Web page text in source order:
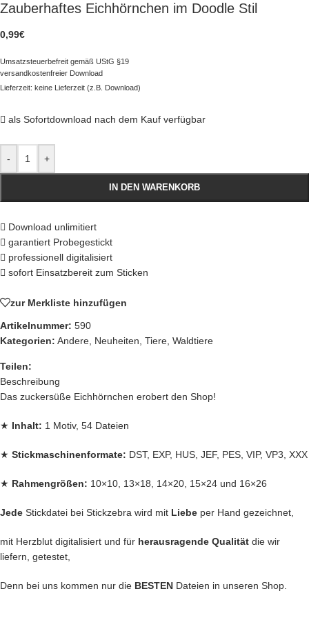
Zauberhaftes Eichhörnchen im Doodle Stil
0,99€
Umsatzsteuerbefreit gemäß UStG §19
versandkostenfreier Download
Lieferzeit: keine Lieferzeit (z.B. Download)
als Sofortdownload nach dem Kauf verfügbar
- +
IN DEN WARENKORB
Download unlimitiert
garantiert Probegestickt
professionell digitalisiert
sofort Einsatzbereit zum Sticken
zur Merkliste hinzufügen
Artikelnummer: 590
Kategorien: Andere, Neuheiten, Tiere, Waldtiere
Teilen:
Beschreibung
Das zuckersüße Eichhörnchen erobert den Shop!
★ Inhalt: 1 Motiv, 54 Dateien
★ Stickmaschinenformate: DST, EXP, HUS, JEF, PES, VIP, VP3, XXX
★ Rahmengrößen: 10×10, 13×18, 14×20, 15×24 und 16×26
Jede Stickdatei bei Stickzebra wird mit Liebe per Hand gezeichnet,
mit Herzblut digitalisiert und für herausragende Qualität die wir
liefern, getestet,
Denn bei uns kommen nur die BESTEN Dateien in unseren Shop.